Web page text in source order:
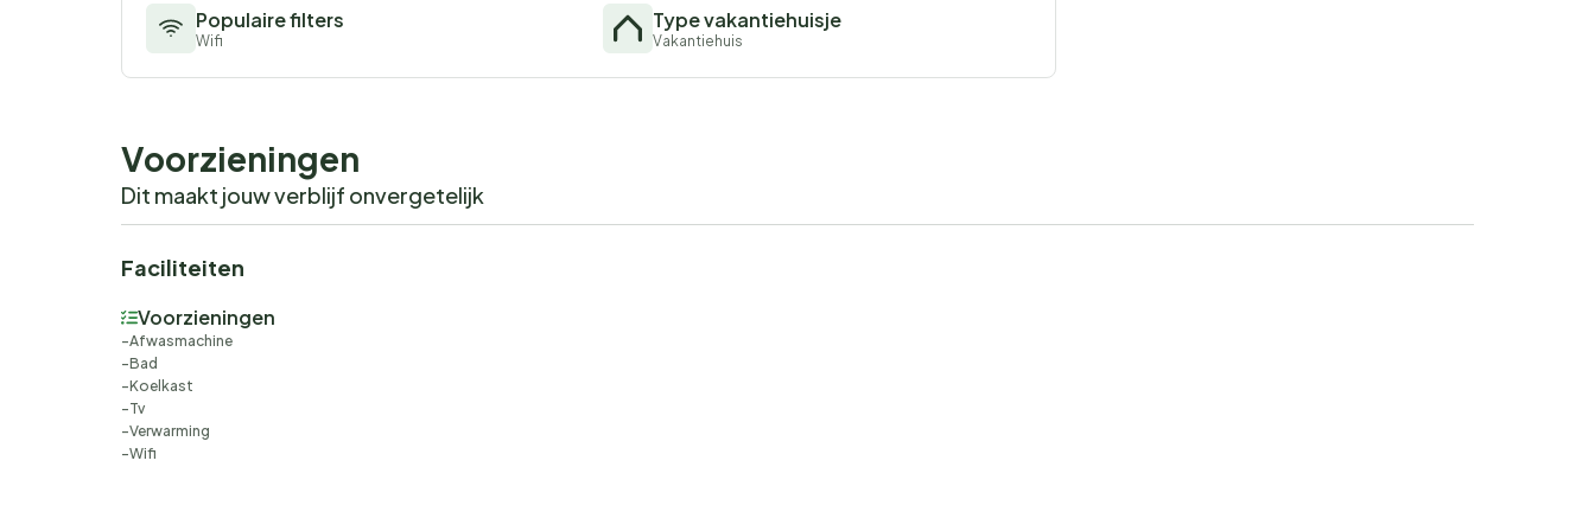
Populaire filters
Wifi
Type vakantiehuisje
Vakantiehuis
Voorzieningen
Dit maakt jouw verblijf onvergetelijk
Faciliteiten
Voorzieningen
Afwasmachine
Bad
Koelkast
Tv
Verwarming
Wifi